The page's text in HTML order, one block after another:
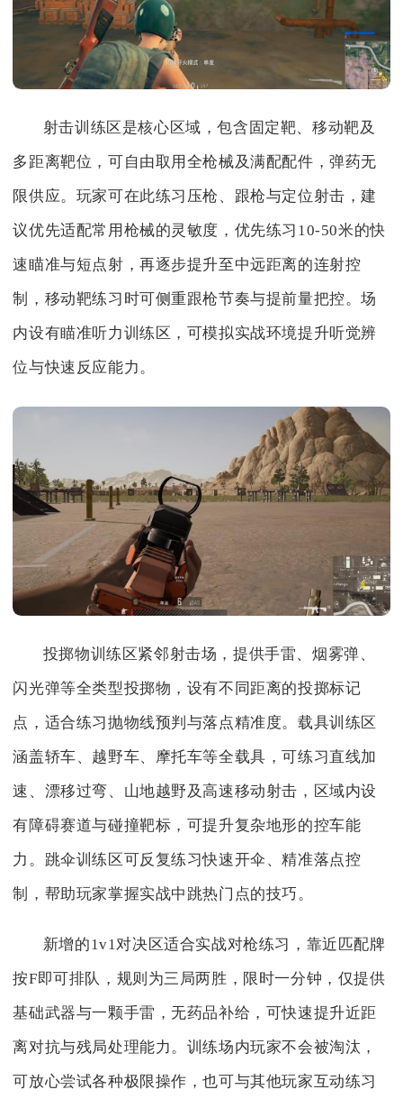
射击训练区是核心区域，包含固定靶、移动靶及
多距离靶位，可自由取用全枪械及满配配件，弹药无
限供应。玩家可在此练习压枪、跟枪与定位射击，建
议优先适配常用枪械的灵敏度，优先练习10-50米的快
速瞄准与短点射，再逐步提升至中远距离的连射控
制，移动靶练习时可侧重跟枪节奏与提前量把控。场
内设有瞄准听力训练区，可模拟实战环境提升听觉辨
位与快速反应能力。
投掷物训练区紧邻射击场，提供手雷、烟雾弹、
闪光弹等全类型投掷物，设有不同距离的投掷标记
点，适合练习抛物线预判与落点精准度。载具训练区
涵盖轿车、越野车、摩托车等全载具，可练习直线加
速、漂移过弯、山地越野及高速移动射击，区域内设
有障碍赛道与碰撞靶标，可提升复杂地形的控车能
力。跳伞训练区可反复练习快速开伞、精准落点控
制，帮助玩家掌握实战中跳热门点的技巧。
新增的1v1对决区适合实战对枪练习，靠近匹配牌
按F即可排队，规则为三局两胜，限时一分钟，仅提供
基础武器与一颗手雷，无药品补给，可快速提升近距
离对抗与残局处理能力。训练场内玩家不会被淘汰，
可放心尝试各种极限操作，也可与其他玩家互动练习